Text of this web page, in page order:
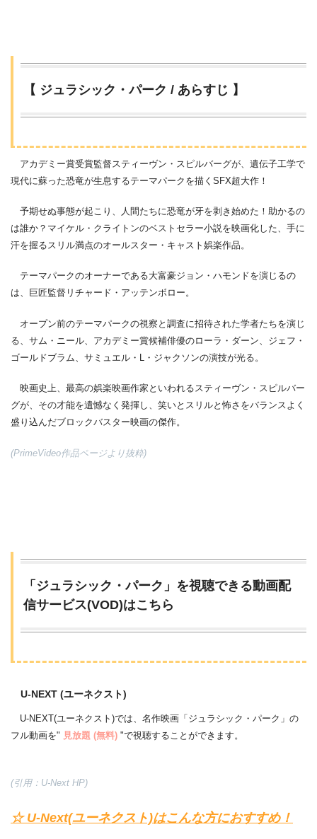
【 ジュラシック・パーク / あらすじ 】
アカデミー賞受賞監督スティーヴン・スピルバーグが、遺伝子工学で
現代に蘇った恐竜が生息するテーマパークを描くSFX超大作！
予期せぬ事態が起こり、人間たちに恐竜が牙を剥き始めた！助かるの
は誰か？マイケル・クライトンのベストセラー小説を映画化した、手に
汗を握るスリル満点のオールスター・キャスト娯楽作品。
テーマパークのオーナーである大富豪ジョン・ハモンドを演じるの
は、巨匠監督リチャード・アッテンボロー。
オープン前のテーマパークの視察と調査に招待された学者たちを演じ
る、サム・ニール、アカデミー賞候補俳優のローラ・ダーン、ジェフ・
ゴールドブラム、サミュエル・L・ジャクソンの演技が光る。
映画史上、最高の娯楽映画作家といわれるスティーヴン・スピルバー
グが、その才能を遺憾なく発揮し、笑いとスリルと怖さをバランスよく
盛り込んだブロックバスター映画の傑作。
(PrimeVideo作品ページより抜粋)
「ジュラシック・パーク」を視聴できる動画配
信サービス(VOD)はこちら
U-NEXT (ユーネクスト)
U-NEXT(ユーネクスト)では、名作映画「ジュラシック・パーク」の
フル動画を" 見放題 (無料) "で視聴することができます。
(引用：U-Next HP)
☆ U-Next(ユーネクスト)はこんな方におすすめ！